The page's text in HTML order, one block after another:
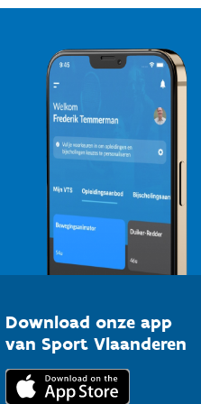
Download onze app
van Sport Vlaanderen